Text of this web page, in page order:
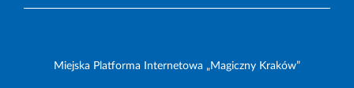
Miejska Platforma Internetowa „Magiczny Kraków”